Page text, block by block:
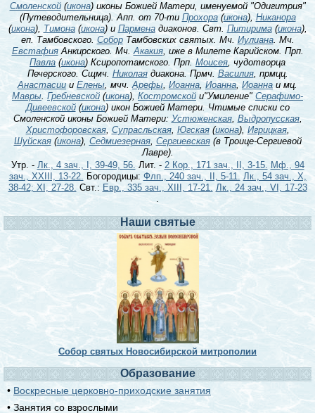
Смоленской(икона) иконы Божией Матери, именуемой "Одигитрия"
(Путеводительница). Апп. от 70-ти Прохора(икона), Никанора
(икона), Тимона(икона) и Парменадиаконов. Свт. Питирима(икона),
еп. Тамбовского. СоборТамбовских святых. Мч. Иулиана. Мч.
ЕвстафияАнкирского. Мч.Акакия, иже в Милете Карийском. Прп.
Павла (икона) Ксиропотамского. Прп. Моисея, чудотворца
Печерского. Сщмч. Николаядиакона. Прмч.Василия, прмцц.
Анастасиии Елены, мчч.Арефы, Иоанна,Иоанна, Иоанна и мц.
Мавры. Гребневской (икона), Костромской и"Умиление" Серафимо-
Дивеевской(икона) икон Божией Матери. Чтимые списки со
Смоленской иконы Божией Матери:Устюженская, Выдропусская,
Христофоровская, Супрасльская, Югская(икона), Игрицкая,
Шуйская(икона), Седмиезерная, Сергиевская(в Троице-Сергиевой
Лавре).
Утр. - Лк., 4 зач., I, 39-49, 56. Лит. - 2 Кор., 171 зач., II, 3-15. Мф., 94
зач., XXIII, 13-22. Богородицы: Флп., 240 зач., II, 5-11. Лк., 54 зач., X,
38-42; XI, 27-28. Свт.: Евр., 335 зач., XIII, 17-21. Лк., 24 зач., VI, 17-23
.
Наши святые
Собор святых Новосибирской митрополии
Образование
• Воскресные церковно-приходские занятия
• Занятия со взрослыми